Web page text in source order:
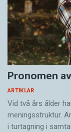
Pronomen
ARTIKLAR
Vid två års ålder
meningsstruktur.
i turtagning i